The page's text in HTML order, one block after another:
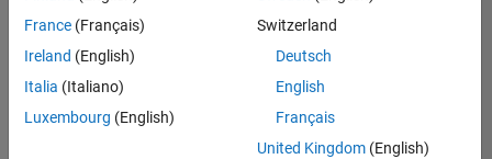
búsqueda.
Pruebe
ampliar
su
France (Français)
Ireland (English)
Italia (Italiano)
Luxembourg (English)
Switzerland
Deutsch
English
Français
United Kingdom(English)